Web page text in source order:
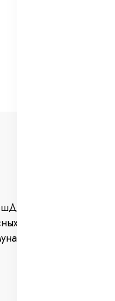
занимается
частей для
машин и